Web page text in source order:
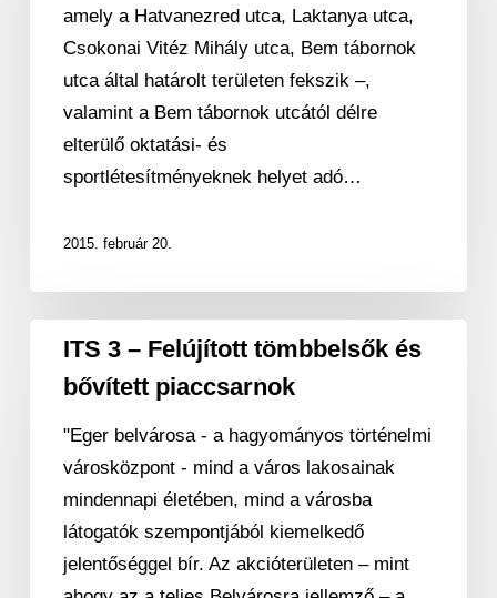
szerepben
laktanya
amely a Hatvanezred utca, Laktanya utca,
Csokonai Vitéz Mihály utca, Bem tábornok
utca által határolt területen fekszik –,
valamint a Bem tábornok utcától délre
elterülő oktatási‐ és
sportlétesítményeknek helyet adó…
2015. február 20.
Felújított
tömbbelsők
bővített
piaccsarnok
ITS 3 – Felújított tömbbelsők és
bővített piaccsarnok
"Eger belvárosa ‐ a hagyományos történelmi
városközpont ‐ mind a város lakosainak
mindennapi életében, mind a városba
látogatók szempontjából kiemelkedő
jelentőséggel bír. Az akcióterületen – mint